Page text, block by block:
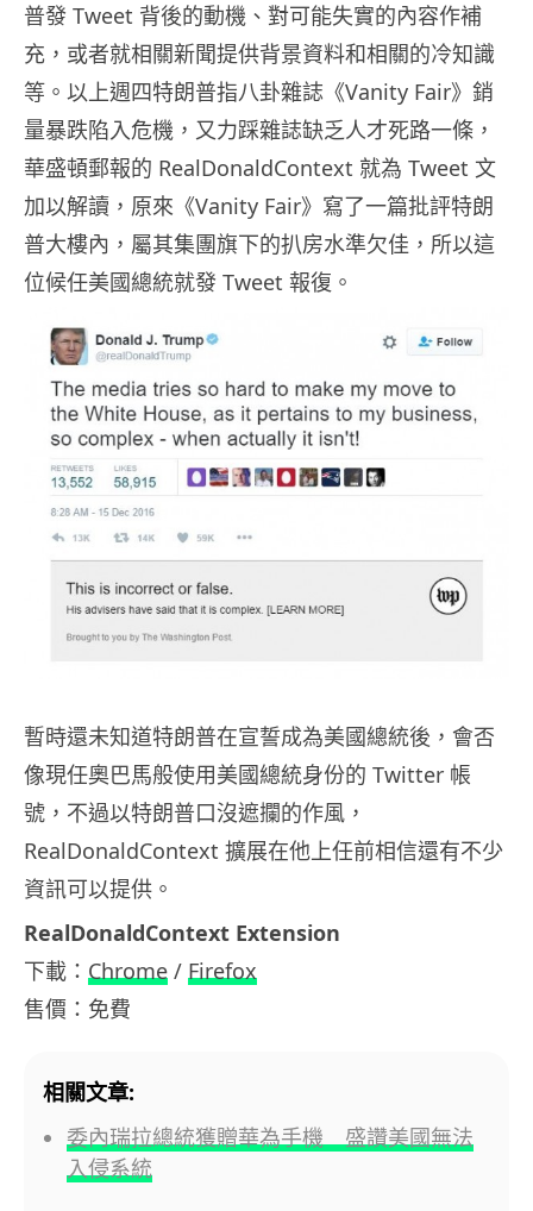
普發 Tweet 背後的動機、對可能失實的內容作補
充，或者就相關新聞提供背景資料和相關的冷知識
等。以上週四特朗普指八卦雜誌《Vanity Fair》銷
量暴跌陷入危機，又力踩雜誌缺乏人才死路一條，
華盛頓郵報的 RealDonaldContext 就為 Tweet 文
加以解讀，原來《Vanity Fair》寫了一篇批評特朗
普大樓內，屬其集團旗下的扒房水準欠佳，所以這
位候任美國總統就發 Tweet 報復。
暫時還未知道特朗普在宣誓成為美國總統後，會否
像現任奧巴馬般使用美國總統身份的 Twitter 帳
號，不過以特朗普口沒遮攔的作風，
RealDonaldContext 擴展在他上任前相信還有不少
資訊可以提供。
RealDonaldContext Extension
下載： Chrome / Firefox
售價：免費
相關文章:
委內瑞拉總統獲贈華為手機 盛讚美國無法
入侵系統